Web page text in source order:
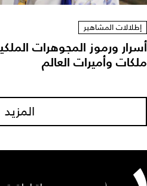
إطلالات المشاهير
ورموز المجوهرات
وأميرات العالم
المزيد